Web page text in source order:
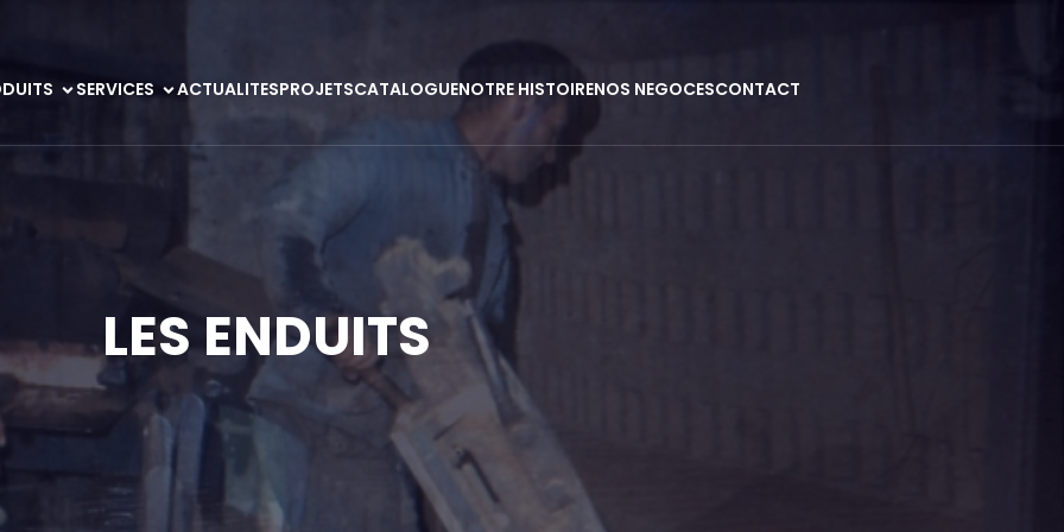
SERVICES ACTUALITESPROJETSCATALOGUENOTRE HISTOIRENOS NEGOCESCONTACT
LES ENDUITS